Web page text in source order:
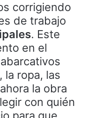
corrigiendo
de trabajo
. Este
en el
la ropa, las
la obra
con quién